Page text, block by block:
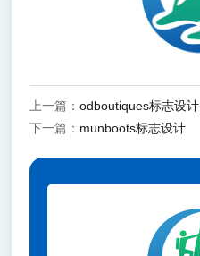
上一篇：odboutiques标志设计
下一篇： munboots标志设计